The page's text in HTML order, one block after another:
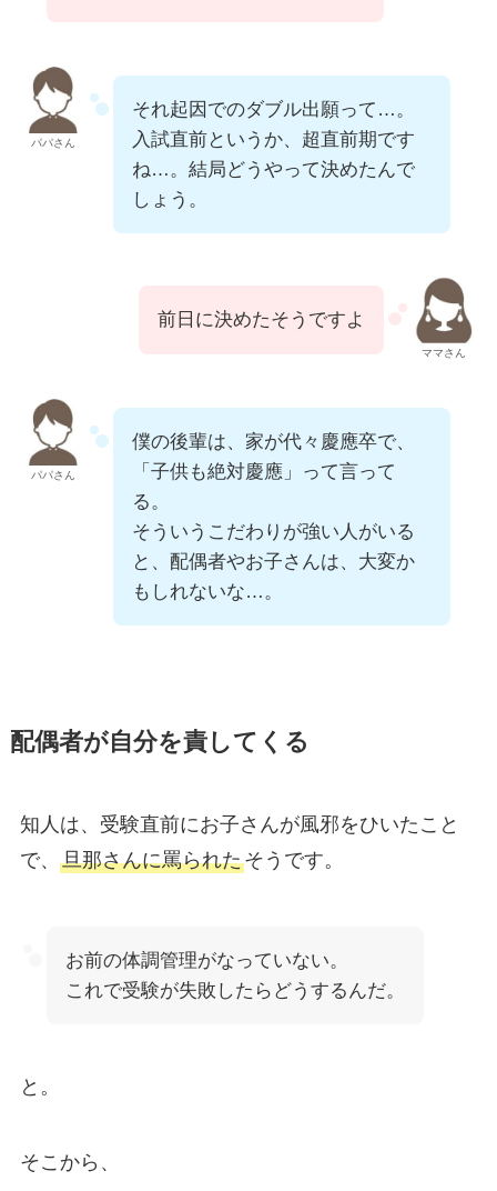
パパさん
それ起因でのダブル出願って…。
入試直前というか、超直前期です
ね…。結局どうやって決めたんで
しょう。
ママさん
前日に決めたそうですよ
パパさん
僕の後輩は、家が代々慶應卒で、
「子供も絶対慶應」って言って
る。
そういうこだわりが強い人がいる
と、配偶者やお子さんは、大変か
もしれないな…。
配偶者が自分を責してくる
知人は、受験直前にお子さんが風邪をひいたこと
で、 旦那さんに罵られたそうです。
お前の体調管理がなっていない。
これで受験が失敗したらどうするんだ。
と。
そこから、